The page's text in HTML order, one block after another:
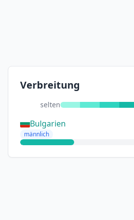
Verbreitung
selten
Bulgarien
männlich